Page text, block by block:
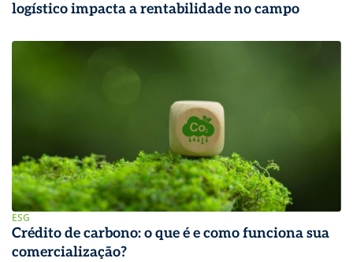
logístico impacta a rentabilidade no campo
ESG
Crédito de carbono: o que é e como funciona sua
comercialização?